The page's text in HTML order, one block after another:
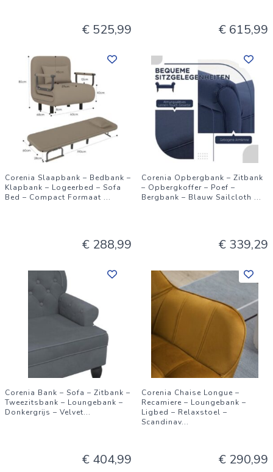
€ 525,99 € 615,99
Corenia Slaapbank – Bedbank –
Klapbank – Logeerbed – Sofa
Bed – Compact Formaat ...
€ 288,99
Corenia Opbergbank – Zitbank
– Opbergkoffer – Poef –
Bergbank – Blauw Sailcloth ...
€ 339,29
Corenia Bank – Sofa – Zitbank –
Tweezitsbank – Loungebank –
Donkergrijs – Velvet...
€ 404,99
Corenia Chaise Longue –
Recamiere – Loungebank –
Ligbed – Relaxstoel –
Scandinav...
€ 290,99